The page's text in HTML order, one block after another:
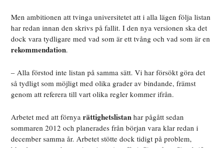
Men ambitionen att tvinga universitetet att i alla lägen följa listan
har redan innan den skrivs på fallit. I den nya versionen ska det
dock vara tydligare med vad som är ett tvång och vad som är en
rekommendation.
– Alla förstod inte listan på samma sätt. Vi har försökt göra det
så tydligt som möjligt med olika grader av bindande, främst
genom att referera till vart olika regler kommer ifrån.
Arbetet med att förnyarättighetslistan har pågått sedan
sommaren 2012 och planerades från början vara klar redan i
december samma år. Arbetet stötte dock tidigt på problem,